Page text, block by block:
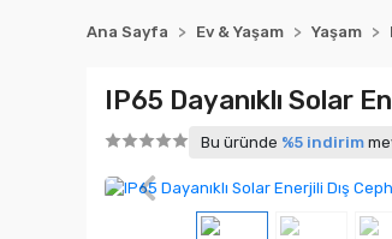
Ana Sayfa Ev & Yaşam Yaşam
IP65 Dayanıklı Solar
Bu üründe %5 indirim